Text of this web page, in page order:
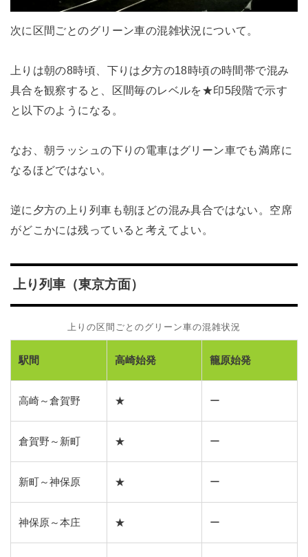
次に区間ごとのグリーン車の混雑状況について。
上りは朝の8時頃、下りは夕方の18時頃の時間帯で混み
具合を観察すると、区間毎のレベルを★印5段階で示す
と以下のようになる。
なお、朝ラッシュの下りの電車はグリーン車でも満席に
なるほどではない。
逆に夕方の上り列車も朝ほどの混み具合ではない。空席
がどこかには残っていると考えてよい。
上り列車（東京方面）
上りの区間ごとのグリーン車の混雑状況
駅間 高崎始発 籠原始発
高崎～倉賀野 ★ ー
倉賀野～新町 ★ ー
新町～神保原 ★ ー
神保原～本庄 ★ ー